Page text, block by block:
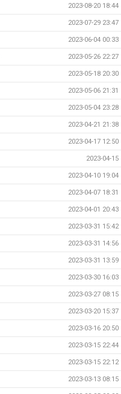
2023-08-20 18:44
2023-07-29 23:47
2023-06-04 00:33
2023-05-26 22:27
2023-05-18 20:30
2023-05-06 21:31
2023-05-04 23:28
2023-04-21 21:38
2023-04-17 12:50
2023-04-15
2023-04-10 19:04
2023-04-07 18:31
2023-04-01 20:43
2023-03-31 15:42
2023-03-31 14:56
2023-03-31 13:59
2023-03-30 16:03
2023-03-27 08:15
2023-03-20 15:37
2023-03-16 20:50
2023-03-15 22:44
2023-03-15 22:12
2023-03-13 08:15